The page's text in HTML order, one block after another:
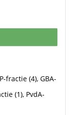
fractie (4), GBA-
(1), PvdA-